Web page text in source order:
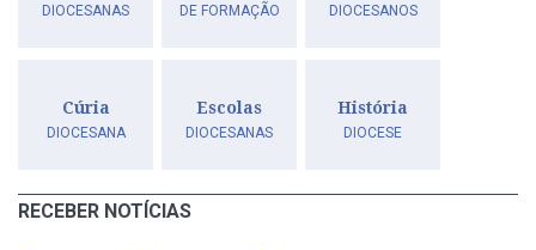
DIOCESANAS DE FORMAÇÃO DIOCESANOS
Cúria
DIOCESANA
Escolas
DIOCESANAS
História
DIOCESE
RECEBER NOTÍCIAS